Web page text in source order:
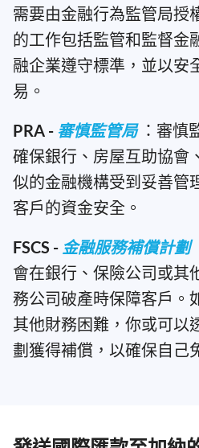
需要由金融行為監管局授
的工作包括監管和監督金
融企業遵守標準，並以安
易。
PRA - 審慎監管局 ：審慎
確保銀行、房屋互助協會
似的金融機構受到妥善管
客戶的資金安全。
FSCS - 金融服務補償計劃
會在銀行、保險公司或其
務公司破產時保障客戶。
其他財務困難，你或可以
劃獲得補償，以確保自己